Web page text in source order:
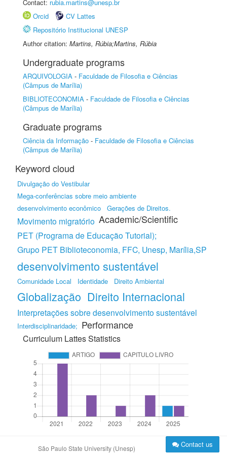
Contact: rubia.martins@unesp.br
Orcid
CV Lattes
Repositório Institucional UNESP
Author citation: Martins, Rúbia;Martins, Rúbia
Undergraduate programs
ARQUIVOLOGIA - Faculdade de Filosofia e Ciências
(Câmpus de Marília)
BIBLIOTECONOMIA - Faculdade de Filosofia e Ciências
(Câmpus de Marília)
Graduate programs
Ciência da Informação - Faculdade de Filosofia e Ciências
(Câmpus de Marília)
Keyword cloud
Divulgação do Vestibular
Mega-conferências sobre meio ambiente
desenvolvimento econômico
Gerações de Direitos.
Movimento migratório
PET (Programa de Educação Tutorial);
Grupo PET Biblioteconomia, FFC, Unesp, Marília,SP
desenvolvimento sustentável
Comunidade Local Identidade Direito Ambiental
Globalização Direito Internacional
Interpretações sobre desenvolvimento sustentável
Interdisciplinaridade;
Academic/Scientific
Performance
Curriculum Lattes Statistics
São Paulo State University (Unesp) Contact us